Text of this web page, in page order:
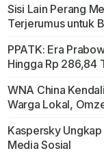
Sisi Lain Perang
Terjerumus untuk
PPATK: Era
Hingga Rp 286,84
WNA China
Warga Lokal,
Kaspersky
Media Sosial